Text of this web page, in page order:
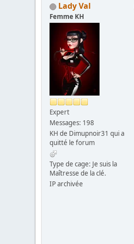
Lady Val
Femme KH
Expert
Messages: 198
KH de Dimupnoir31 qui a
quitté le forum
Type de cage: Je suis la
Maîtresse de la clé.
IP archivée